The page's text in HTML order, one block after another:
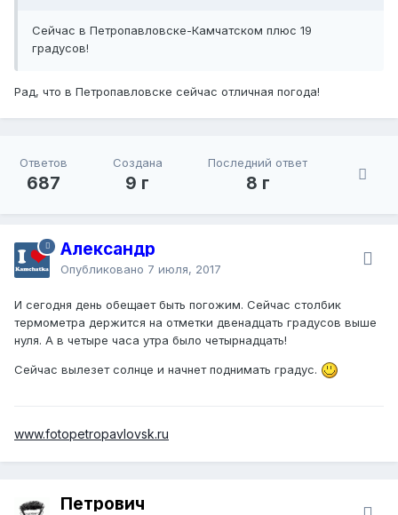
Сейчас в Петропавловске-Камчатском плюс 19
градусов!
Рад, что в Петропавловске сейчас отличная погода!
Ответов
687
Создана
9 г
Последний ответ
8 г
Александр
Опубликовано 7 июля, 2017
И сегодня день обещает быть погожим. Сейчас столбик
термометра держится на отметки двенадцать градусов выше
нуля. А в четыре часа утра было четырнадцать!
Сейчас вылезет солнце и начнет поднимать градус.
www.fotopetropavlovsk.ru
Петрович